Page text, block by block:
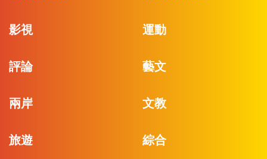
影視 運動
評論 藝文
兩岸 文教
旅遊 綜合